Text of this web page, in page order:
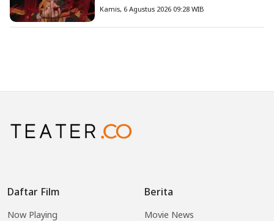
Melawan Kutukan Mematikan
Kamis, 6 Agustus 2026 09:28 WIB
Daftar Film
Now Playing
Berita
Movie News